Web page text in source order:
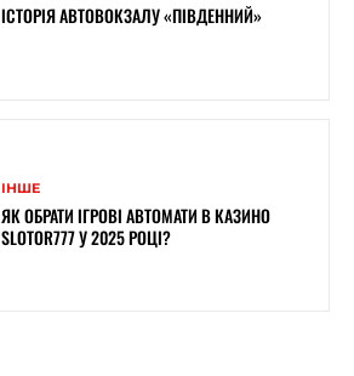
ІСТОРІЯ АВТОВОКЗАЛУ «ПІВДЕННИЙ»
ІНШЕ
ЯК ОБРАТИ ІГРОВІ АВТОМАТИ В КАЗИНО
SLOTOR777 У 2025 РОЦІ?